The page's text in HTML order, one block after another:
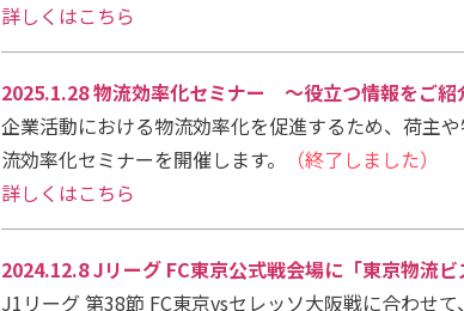
詳しくはこちら
2025.1.28 物流効率化セミナー ～役立つ情報をご紹
企業活動における物流効率化を促進するため、荷主
流効率化セミナーを開催します。
（終了しました）
詳しくはこちら
2024.12.8 Jリーグ FC東京公式戦会場に「東京物流
J1リーグ 第38節 FC東京vsセレッソ大阪戦に合わせ